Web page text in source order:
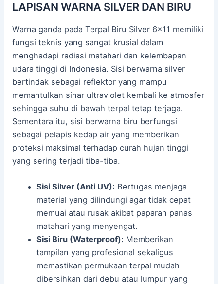
LAPISAN WARNA SILVER DAN BIRU
Warna ganda pada Terpal Biru Silver 6×11 memiliki
fungsi teknis yang sangat krusial dalam
menghadapi radiasi matahari dan kelembapan
udara tinggi di Indonesia. Sisi berwarna silver
bertindak sebagai reflektor yang mampu
memantulkan sinar ultraviolet kembali ke atmosfer
sehingga suhu di bawah terpal tetap terjaga.
Sementara itu, sisi berwarna biru berfungsi
sebagai pelapis kedap air yang memberikan
proteksi maksimal terhadap curah hujan tinggi
yang sering terjadi tiba-tiba.
Sisi Silver (Anti UV): Bertugas menjaga
material yang dilindungi agar tidak cepat
memuai atau rusak akibat paparan panas
matahari yang menyengat.
Sisi Biru (Waterproof): Memberikan
tampilan yang profesional sekaligus
memastikan permukaan terpal mudah
dibersihkan dari debu atau lumpur yang